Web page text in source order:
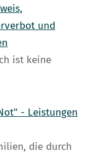
und
ist keine
- Leistungen
die durch